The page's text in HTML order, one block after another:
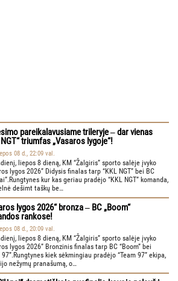
pareikalavusiame trileryje ‒ dar vienas
NGT“ triumfas „Vasaros lygoje“!
08 d., 22:09 val.
liepos 8 dieną, KM “Žalgiris” sporto salėje įvyko
lygos 2026” Didysis finalas tarp “KKL NGT” bei BC
kur kas geriau pradėjo “KKL NGT” komanda,
dešimt taškų be…
lygos 2026“ bronza ‒ BC „Boom“
rankose!
08 d., 20:09 val.
liepos 8 dieną, KM “Žalgiris” sporto salėje įvyko
lygos 2026” Bronzinis finalas tarp BC “Boom” bei
97”.Rungtynes kiek sėkmingiau pradėjo “Team 97” ekipa,
nežymų pranašumą, o…